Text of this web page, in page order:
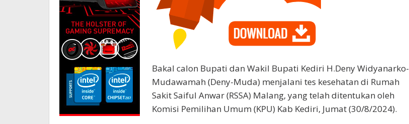
Bakal calon Bupati dan Wakil Bupati Kediri H.Deny Widyanarko-
Mudawamah (Deny-Muda) menjalani tes kesehatan di Rumah
Sakit Saiful Anwar (RSSA) Malang, yang telah ditentukan oleh
Komisi Pemilihan Umum (KPU) Kab Kediri, Jumat (30/8/2024).